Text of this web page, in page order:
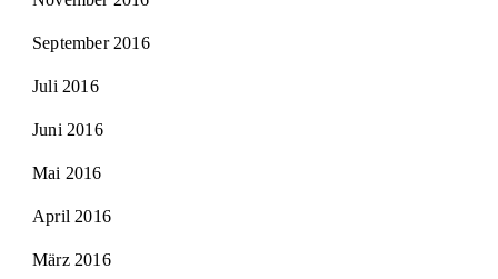
September 2016
Juli 2016
Juni 2016
Mai 2016
April 2016
März 2016